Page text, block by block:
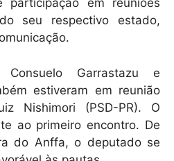
participação em reuniões
seu respectivo estado,
Consuelo Garrastazu e
estiveram em reunião
Nishimori (PSD-PR). O
ao primeiro encontro. De
do Anffa, o deputado se